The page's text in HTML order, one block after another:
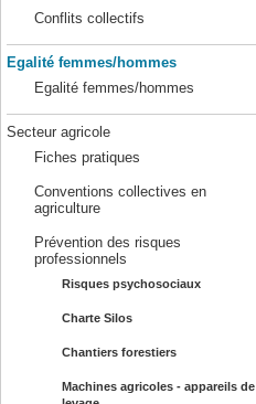
Conflits collectifs
Egalité femmes/hommes
Egalité femmes/hommes
Secteur agricole
Fiches pratiques
Conventions collectives en
agriculture
Prévention des risques
professionnels
Risques psychosociaux
Charte Silos
Chantiers forestiers
Machines agricoles - appareils de